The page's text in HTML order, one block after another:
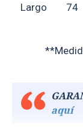
Largo 74
aquí